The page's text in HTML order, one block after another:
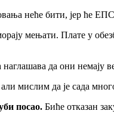
неће бити, jер ће
мењати. Плате у
да они немаjу
мислим да jе сада
посао. Биће отказан